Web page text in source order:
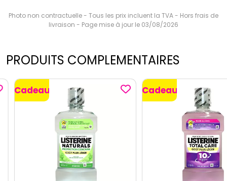
Photo non contractuelle - Tous les prix incluent la TVA - Hors frais de
livraison - Page mise à jour le 03/08/2026
PRODUITS COMPLEMENTAIRES
Cadeau Cadeau